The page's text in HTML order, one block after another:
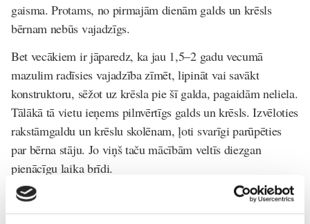
gaisma. Protams, no pirmajām dienām galds un krēsls
bērnam nebūs vajadzīgs.
Bet vecākiem ir jāparedz, ka jau 1,5–2 gadu vecumā
mazulim radīsies vajadzība zīmēt, lipināt vai savākt
konstruktoru, sēžot uz krēsla pie šī galda, pagaidām neliela.
Tālākā tā vietu ieņems pilnvērtīgs galds un krēsls. Izvēloties
rakstāmgaldu un krēslu skolēnam, ļoti svarīgi parūpēties
par bērna stāju. Jo viņš taču mācībām veltīs diezgan
pienācīgu laika brīdi.
Šajā gadījumā var pievērst uzmanību modeļiem, kas
regulējas pēc augstuma. Vēlams, lai krēsls būtu aprīkots ar